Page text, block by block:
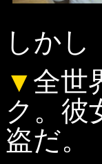
しかし
▼ 全世
ク。彼
盗だ。